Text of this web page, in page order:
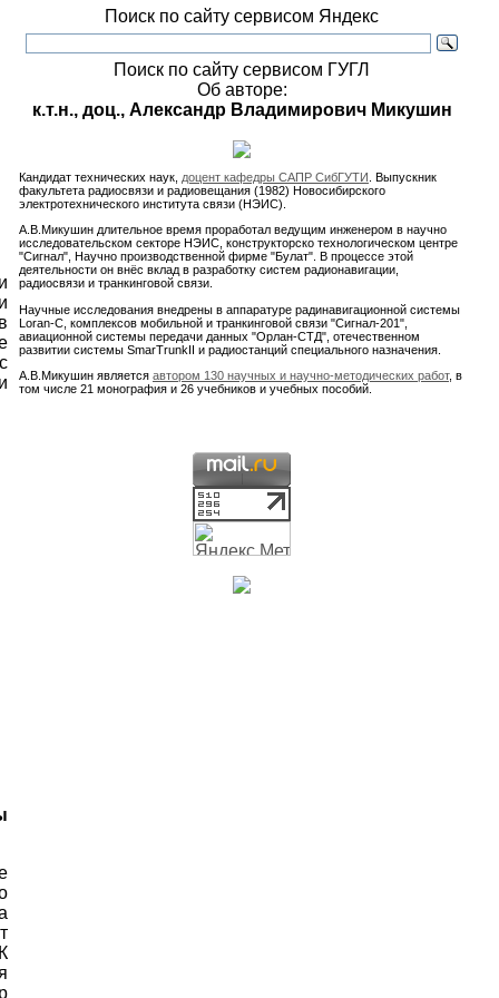
Поиск по сайту сервисом Яндекс
Поиск по сайту сервисом ГУГЛ
Об авторе:
к.т.н., доц., Александр Владимирович Микушин
Кандидат технических наук, доцент кафедры САПР СибГУТИ . Выпускник
факультета радиосвязи и радиовещания (1982) Новосибирского
электротехнического института связи (НЭИС).
А.В.Микушин длительное время проработал ведущим инженером в научно
исследовательском секторе НЭИС, конструкторско технологическом центре
"Сигнал", Научно производственной фирме "Булат". В процессе этой
деятельности он внёс вклад в разработку систем радионавигации,
радиосвязи и транкинговой связи.
Научные исследования внедрены в аппаратуре радинавигационной системы
Loran-C, комплексов мобильной и транкинговой связи "Сигнал-201",
авиационной системы передачи данных "Орлан-СТД", отечественном
развитии системы SmarTrunkII и радиостанций специального назначения.
А.В.Микушин является автором 130 научных и научно-методических работ, в
том числе 21 монография и 26 учебников и учебных пособий.